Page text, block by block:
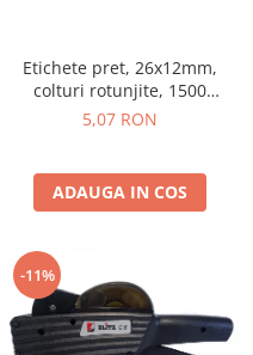
Etichete pret, 26x12mm,
colturi rotunjite, 1500
buc/rola, verde
5,07 RON
ADAUGA IN COS
-11%